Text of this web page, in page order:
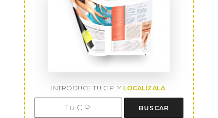
INTRODUCE TU C.P. Y LOCALÍZALA:
BUSCAR